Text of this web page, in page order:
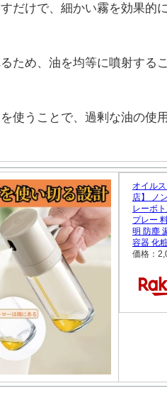
だけで、細かい霧を効果的
ため、油を均等に噴射する
使うことで、過剰な油の使
オイル
店】 ノ
レーボ
プレー
明 防塵
容器 化
価格：